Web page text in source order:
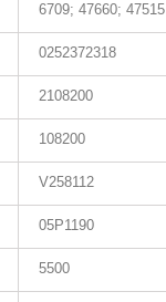
6709; 47660; 47515
0252372318
2108200
108200
V258112
05P1190
5500